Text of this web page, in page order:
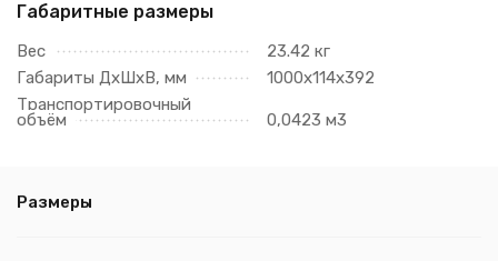
Габаритные размеры
Вес
23.42 кг
Габариты ДхШхВ, мм
1000х114х392
Транспортировочный
объём 0,0423 м3
Размеры